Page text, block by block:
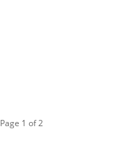
Page 1 of 2